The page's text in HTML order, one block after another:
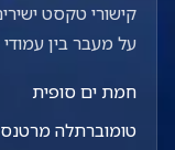
קישורי טקסט
על מעבר בין עמודי
חמת ים סופית
טומוברתלה